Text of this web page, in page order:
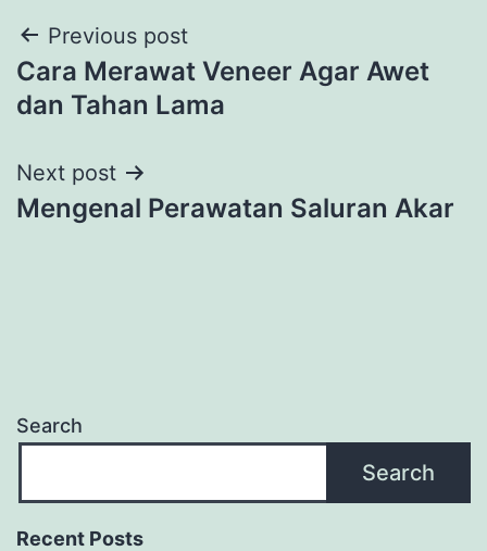
Post
navigation
Previous post
Cara Merawat Veneer Agar Awet
dan Tahan Lama
Next post
Mengenal Perawatan Saluran Akar
Search
Search
Recent Posts